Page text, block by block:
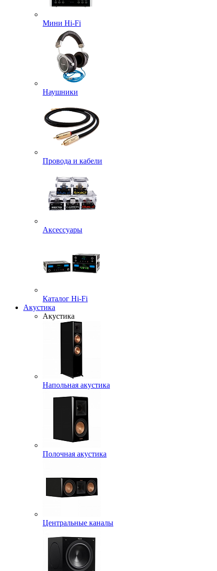
Мини Hi-Fi
Наушники
Провода и кабели
Аксессуары
Каталог Hi-Fi
Акустика
Акустика
Напольная акустика
Полочная акустика
Центральные каналы